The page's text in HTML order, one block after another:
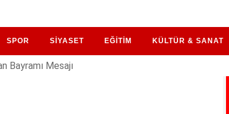
SPOR SİYASET EĞİTİM KÜLTÜR & SANAT
Bayramı Mesajı